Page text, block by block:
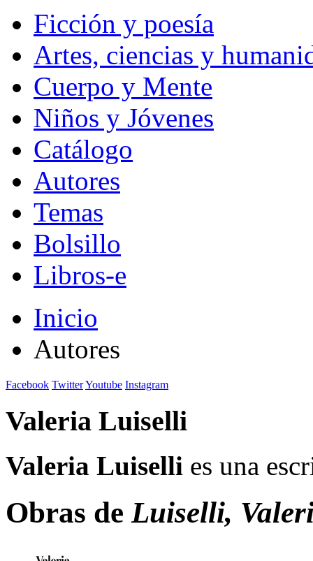
Ficción y poesía
Artes, ciencias y
Cuerpo y Mente
Niños y Jóvenes
Catálogo
Autores
Temas
Bolsillo
Libros-e
Inicio
Autores
Facebook TwitterYoutube Instagram
Valeria Luiselli
Valeria Luiselli es una
Obras de Luiselli,